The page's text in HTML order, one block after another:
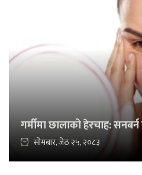
गर्मीमा छालाको हेरचाह:
सोमबार, जेठ २५, २०८३